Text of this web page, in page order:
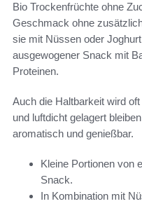
Bio Trockenfrüchte ohne
Geschmack ohne
sie mit Nüssen oder
ausgewogener Snack mit
Proteinen.
Auch die Haltbarkeit wird
und luftdicht gelagert
aromatisch und genießbar.
Kleine Portionen von
Snack.
In Kombination mit